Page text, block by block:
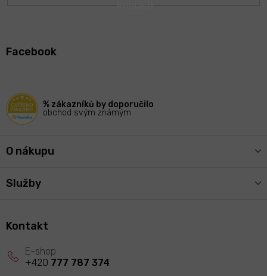
Facebook
% zákazníků by doporučilo
obchod svým známým
O nákupu
Služby
Kontakt
+420 777 787 374